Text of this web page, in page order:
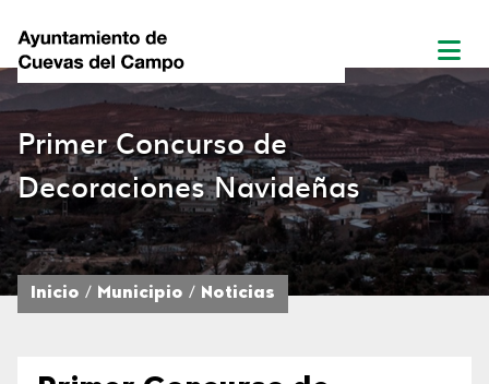
Primer Concurso de
Decoraciones Navideñas
Inicio Municipio Noticias